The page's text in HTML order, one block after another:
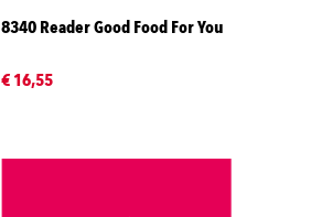
8340 Reader Good Food For You
€ 16,55